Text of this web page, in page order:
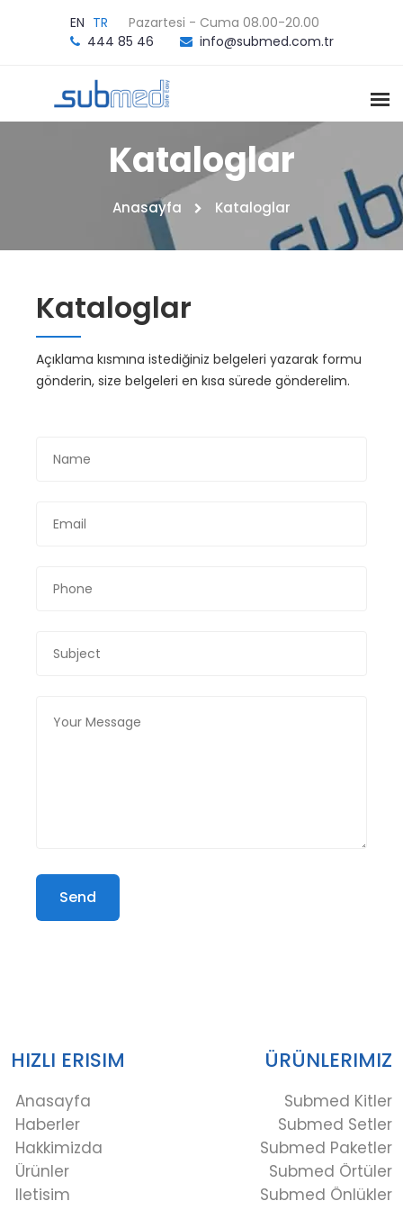
EN TR
Pazartesi - Cuma 08.00-20.00
444 85 46
info@submed.com.tr
Kataloglar
Anasayfa Kataloglar
Kataloglar
Açıklama kısmına istediğiniz belgeleri yazarak formu
gönderin, size belgeleri en kısa sürede gönderelim.
Send
HIZLI ERISIM
Anasayfa
Haberler
Hakkimizda
Ürünler
Iletisim
ÜRÜNLERIMIZ
Submed Kitler
Submed Setler
Submed Paketler
Submed Örtüler
Submed Önlükler